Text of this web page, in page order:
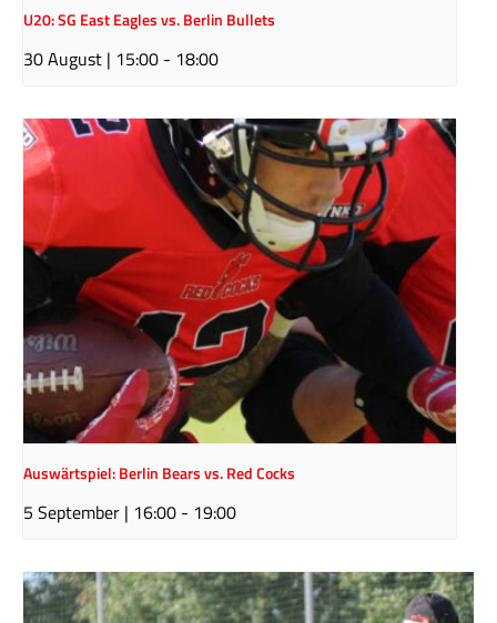
U20: SG East Eagles vs. Berlin Bullets
30 August | 15:00 - 18:00
Auswärtspiel: Berlin Bears vs. Red Cocks
5 September | 16:00 - 19:00